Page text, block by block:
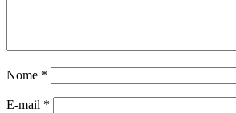
Nome *
E-mail *